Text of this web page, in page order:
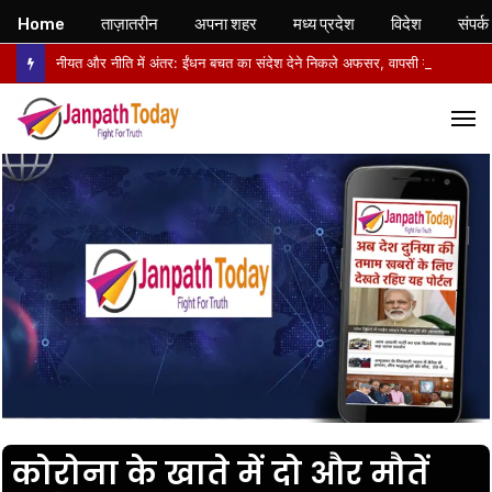
कोरोना के खाते में दो और मौतें
Home ताज़ातरीन अपना शहर मध्य प्रदेश विदेश संपर्क